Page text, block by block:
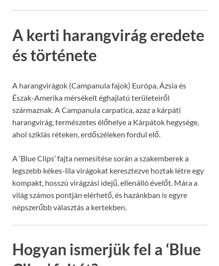
A kerti harangvirág eredete
és története
A harangvirágok (Campanula fajok) Európa, Ázsia és
Észak-Amerika mérsékelt éghajlatú területeiről
származnak. A Campanula carpatica, azaz a kárpáti
harangvirág, természetes élőhelye a Kárpátok hegysége,
ahol sziklás réteken, erdőszéleken fordul elő.
A ‘Blue Clips’ fajta nemesítése során a szakemberek a
legszebb kékes-lila virágokat keresztezve hoztak létre egy
kompakt, hosszú virágzási idejű, ellenálló évelőt. Mára a
világ számos pontján elérhető, és hazánkban is egyre
népszerűbb választás a kertekben.
Hogyan ismerjük fel a ‘Blue